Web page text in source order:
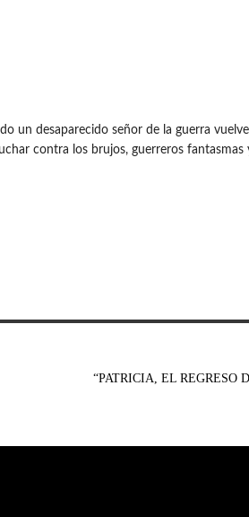
un desaparecido señor de la guerra
contra los brujos, guerreros fantasmas
“PATRICIA, EL REGRESO